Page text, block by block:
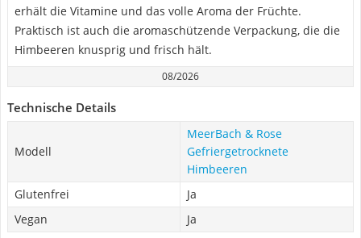
erhält die Vitamine und das volle Aroma der Früchte.
Praktisch ist auch die aromaschützende Verpackung, die die
Himbeeren knusprig und frisch hält.
08/2026
Technische Details
Modell
MeerBach & Rose
Gefriergetrocknete
Himbeeren
Glutenfrei
Ja
Vegan
Ja